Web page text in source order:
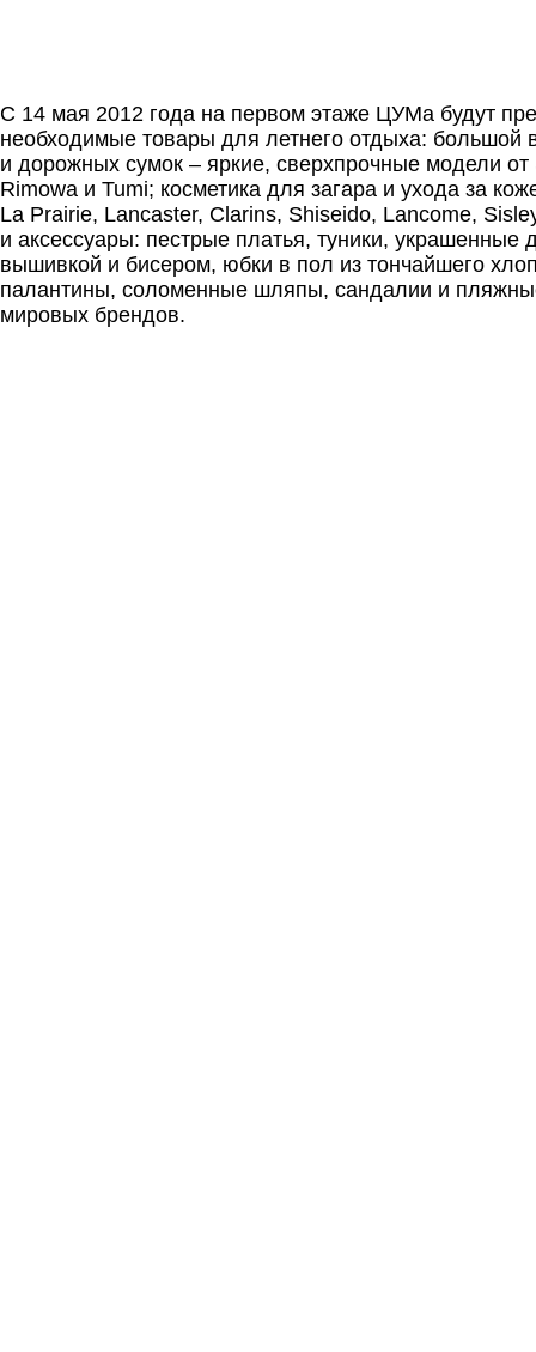
С 14 мая 2012 года на первом этаже ЦУМа будут
необходимые товары для летнего отдыха: большой
и дорожных сумок – яркие, сверхпрочные модели
Rimowa и Tumi; косметика для загара и ухода за
La Prairie, Lancaster, Clarins, Shiseido, Lancome,
и аксессуары: пестрые платья, туники, украшенные
вышивкой и бисером, юбки в пол из тончайшего
палантины, соломенные шляпы, сандалии и
мировых брендов.